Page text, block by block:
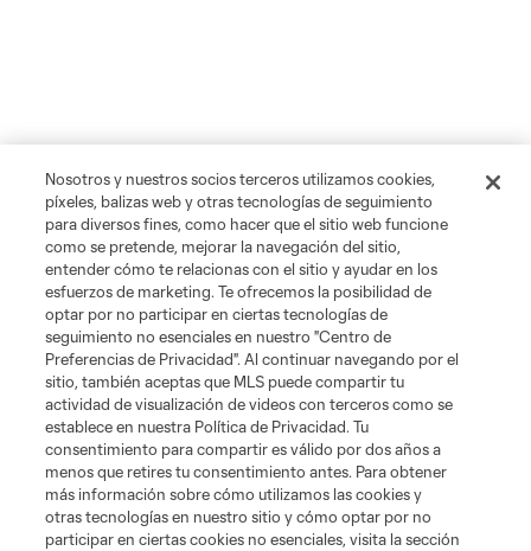
Nosotros y nuestros socios terceros utilizamos cookies,
píxeles, balizas web y otras tecnologías de seguimiento
para diversos fines, como hacer que el sitio web funcione
como se pretende, mejorar la navegación del sitio,
entender cómo te relacionas con el sitio y ayudar en los
esfuerzos de marketing. Te ofrecemos la posibilidad de
optar por no participar en ciertas tecnologías de
seguimiento no esenciales en nuestro "Centro de
Preferencias de Privacidad". Al continuar navegando por el
sitio, también aceptas que MLS puede compartir tu
actividad de visualización de videos con terceros como se
establece en nuestra Política de Privacidad. Tu
consentimiento para compartir es válido por dos años a
menos que retires tu consentimiento antes. Para obtener
más información sobre cómo utilizamos las cookies y
otras tecnologías en nuestro sitio y cómo optar por no
participar en ciertas cookies no esenciales, visita la sección